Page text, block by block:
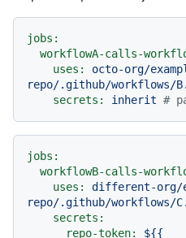
jobs:
workflowA-calls-
uses:
octo-org/
repo/.github/workflows/
secrets:
inherit #
jobs:
workflowB-calls-
uses:
different-org/
repo/.github/workflows/
secrets:
repo-token:
${{